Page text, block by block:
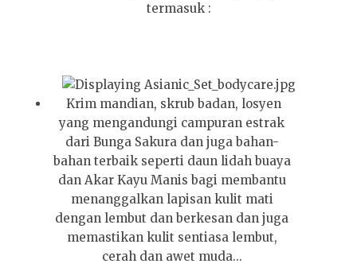
termasuk :
Krim mandian, skrub badan, losyen
yang mengandungi campuran estrak
dari Bunga Sakura dan juga bahan-
bahan terbaik seperti daun lidah buaya
dan Akar Kayu Manis bagi membantu
menanggalkan lapisan kulit mati
dengan lembut dan berkesan dan juga
memastikan kulit sentiasa lembut,
cerah dan awet muda...